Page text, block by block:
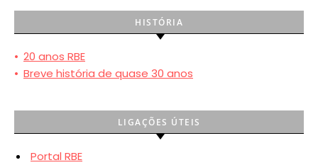
HISTÓRIA
• 20 anos RBE
• Breve história de quase 30 anos
LIGAÇÕES ÚTEIS
Portal RBE